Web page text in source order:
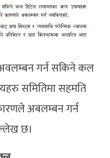
अवलम्बन गर्न सकिने कल
समितिमा सहमति
अबलम्बन गर्न
छ।